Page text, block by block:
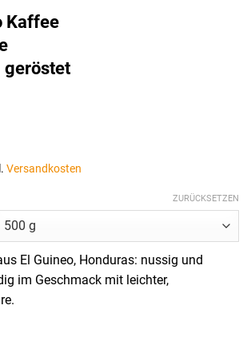
Kaffee
geröstet
Versandkosten
ZURÜCKSETZEN
El Guineo, Honduras: nussig und
im Geschmack mit leichter,